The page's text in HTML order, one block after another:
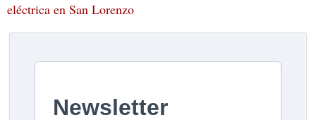
eléctrica en San Lorenzo